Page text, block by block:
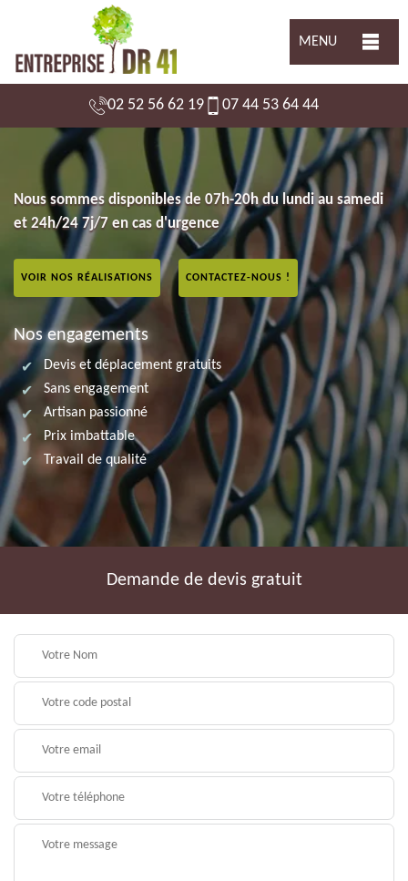
MENU
02 52 56 62 19 07 44 53 64 44
Nous sommes disponibles de 07h-20h du lundi au samedi
et 24h/24 7j/7 en cas d'urgence
VOIR NOS RÉALISATIONS CONTACTEZ-NOUS !
Nos engagements
Devis et déplacement gratuits
Sans engagement
Artisan passionné
Prix imbattable
Travail de qualité
Demande de devis gratuit